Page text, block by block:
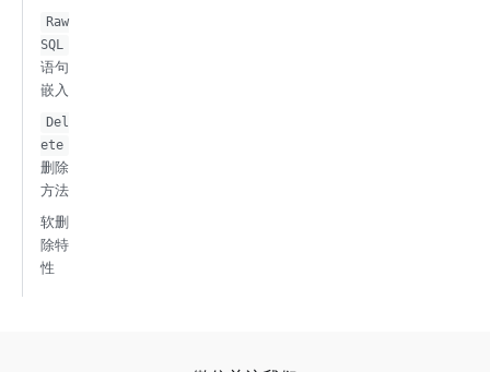
Raw
SQL
语句
嵌入
Del
ete
删除
方法
软删
除特
性